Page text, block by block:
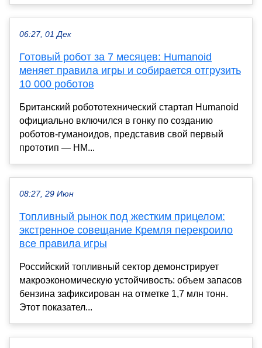
06:27, 01 Дек
Готовый робот за 7 месяцев: Humanoid
меняет правила игры и собирается отгрузить
10 000 роботов
Британский робототехнический стартап Humanoid
официально включился в гонку по созданию
роботов-гуманоидов, представив свой первый
прототип — HM...
08:27, 29 Июн
Топливный рынок под жестким прицелом:
экстренное совещание Кремля перекроило
все правила игры
Российский топливный сектор демонстрирует
макроэкономическую устойчивость: объем запасов
бензина зафиксирован на отметке 1,7 млн тонн.
Этот показател...